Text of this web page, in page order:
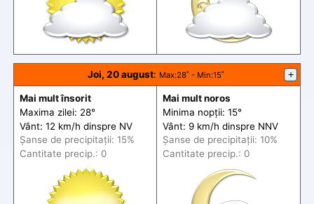
Joi, 20 august: Max:28˚ - Min:15˚ +
Mai mult însorit
Maxima zilei: 28°
Vânt: 12 km/h dinspre NV
Șanse de precipitații: 15%
Cantitate precip.: 0
Mai mult noros
Minima nopții: 15°
Vânt: 9 km/h dinspre NNV
Șanse de precipitații: 10%
Cantitate precip.: 0